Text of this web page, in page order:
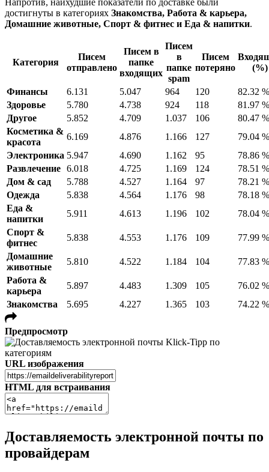
Напротив, наихудшие показатели по доставке были
достигнуты в категориях Знакомства, Работа & карьера,
Домашние животные, Спорт & фитнес и Еда & напитки.
Категория
Писем
отправлено
Писем в
папке
входящих
Писем
в
папке
spam
Писем
потеряно
(%)
Финансы 6.131 5.047 964 120
82.32 %
Здоровье
5.780 4.738 924 118
81.97 %
Другое
5.852 4.709 1.037 106
80.47 %
Косметика &
красота
6.169 4.876 1.166 127
79.04 %
Электроника 5.947 4.690 1.162 95
78.86 %
Развлечение 6.018 4.725 1.169 124
78.51 %
Дом & сад
5.788 4.527 1.164 97
78.21 %
Одежда
5.838 4.564 1.176 98
78.18 %
Еда &
напитки
5.911 4.613 1.196 102
78.04 %
Спорт &
фитнес
5.838 4.553 1.176 109
77.99 %
Домашние
животные
5.810 4.522 1.184 104
77.83 %
Работа &
карьера
5.897 4.483 1.309 105
76.02 %
Знакомства
5.695 4.227 1.365 103 74.22 %
Предпросмотр
URL изображения
HTML для встраивания
Доставляемость электронной почты по
провайдерам